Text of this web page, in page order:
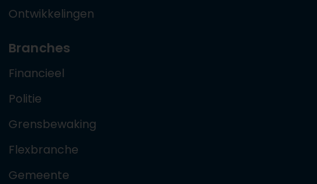
Ontwikkelingen
Branches
Financieel
Politie
Grensbewaking
Flexbranche
Gemeente